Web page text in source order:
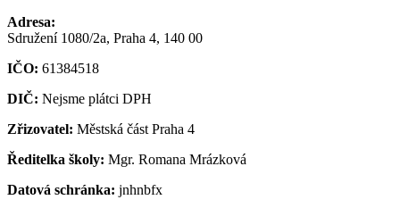
Adresa:
Sdružení 1080/2a, Praha 4, 140 00
IČO: 61384518
DIČ: Nejsme plátci DPH
Zřizovatel: Městská část Praha 4
Ředitelka školy: Mgr. Romana Mrázková
Datová schránka: jnhnbfx